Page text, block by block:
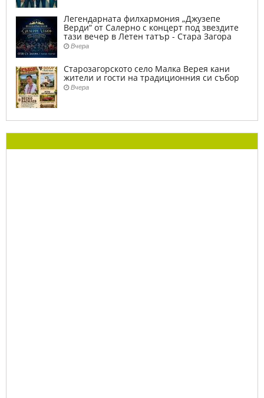
Легендарната филхармония „Джузепе
Верди“ от Салерно с концерт под звездите
тази вечер в Летен татър - Стара Загора
Вчера
Старозагорското село Малка Верея кани
жители и гости на традиционния си събор
Вчера